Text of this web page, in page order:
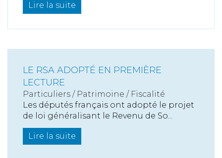
Lire la suite
LE RSA ADOPTÉ EN PREMIÈRE
LECTURE
Particuliers / Patrimoine / Fiscalité
Les députés français ont adopté le projet
de loi généralisant le Revenu de So...
Lire la suite